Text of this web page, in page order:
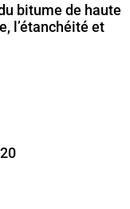
bitume de haute
l’étanchéité et